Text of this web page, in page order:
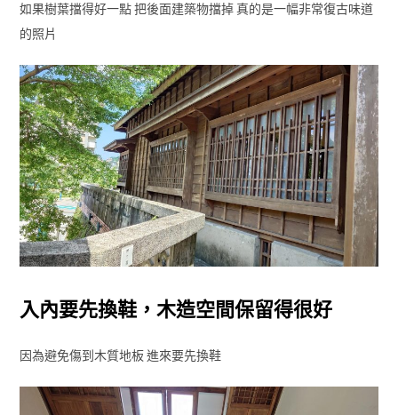
如果樹葉擋得好一點 把後面建築物擋掉 真的是一幅非常復古味道
的照片
入內要先換鞋，木造空間保留得很好
因為避免傷到木質地板 進來要先換鞋